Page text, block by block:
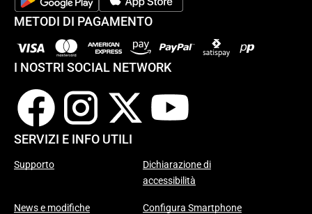
METODI DI PAGAMENTO
I NOSTRI SOCIAL NETWORK
SERVIZI E INFO UTILI
Supporto
Dichiarazione di
accessibilità
News e modifiche
Configura Smartphone